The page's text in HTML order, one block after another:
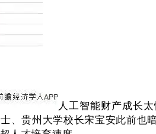
人工智能财产成长
贵州大学校长宋宝安此前也